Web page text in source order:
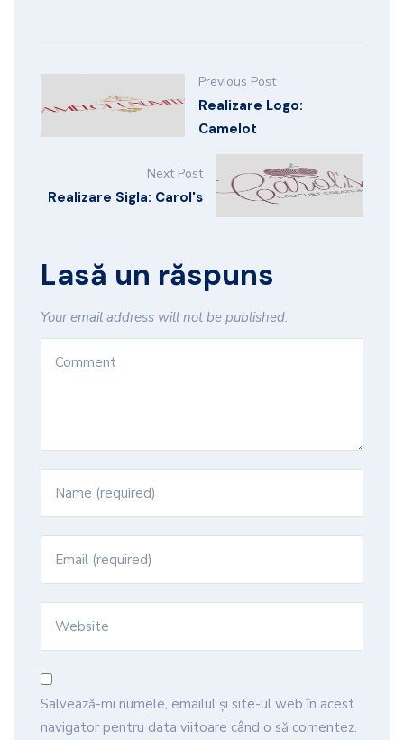
Previous Post
Realizare Logo:
Camelot
Next Post
Realizare Sigla: Carol's
Lasă un răspuns
Your email address will not be published.
Salvează-mi numele, emailul și site-ul web în acest
navigator pentru data viitoare când o să comentez.